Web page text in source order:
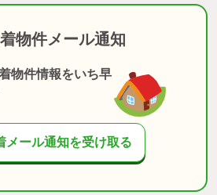
物件メール通知
物件情報をいち早
メール通知を受け取る